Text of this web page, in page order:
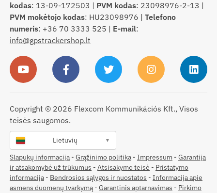
kodas: 13-09-172503 | PVM kodas: 23098976-2-13 |
PVM mokėtojo kodas: HU23098976 | Telefono
numeris: +36 70 3333 525 | E-mail:
info@gpstrackershop.lt
Copyright © 2026 Flexcom Kommunikációs Kft., Visos
teisės saugomos.
Lietuvių ▼
Slapukų informacija - Grąžinimo politika - Impressum - Garantija
ir atsakomybė už trūkumus - Atsisakymo teisė - Pristatymo
informacija - Bendrosios sąlygos ir nuostatos - Informacija apie
asmens duomenų tvarkymą - Garantinis aptarnavimas - Pirkimo